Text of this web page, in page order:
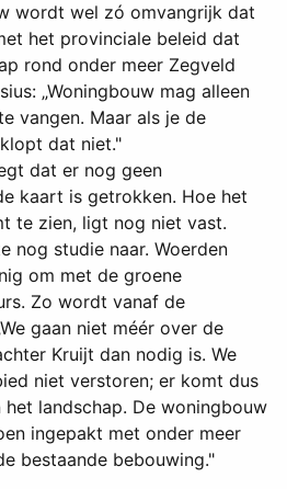
wordt wel zó omvangrijk dat
het provinciale beleid dat
rond onder meer Zegveld
„Woningbouw mag alleen
vangen. Maar als je de
dat niet."
dat er nog geen
kaart is getrokken. Hoe het
te zien, ligt nog niet vast.
nog studie naar. Woerden
om met de groene
Zo wordt vanaf de
gaan niet méér over de
Kruijt dan nodig is. We
niet verstoren; er komt dus
landschap. De woningbouw
ingepakt met onder meer
bestaande bebouwing."